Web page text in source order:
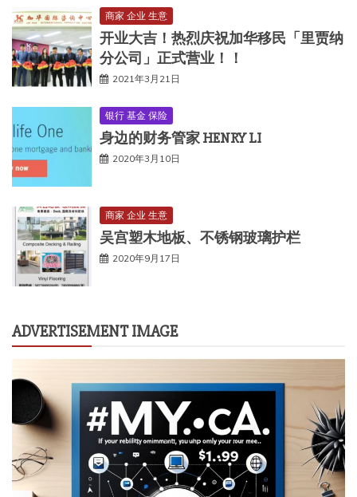
商家 企业 生意
开业大吉！热烈庆祝加华移民「里贾纳
分公司」正式营业！！
2021年3月21日
银行 基金 保险
身边的财务管家 HENRY LI
2020年3月10日
商家 企业 生意
吴宫塑木地板、不锈钢玻璃护栏
2020年9月17日
ADVERTISEMENT IMAGE